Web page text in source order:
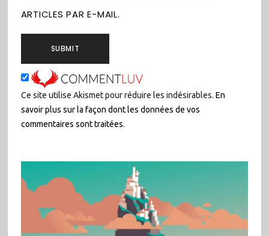
ARTICLES PAR E-MAIL.
Ce site utilise Akismet pour réduire les indésirables. En
savoir plus sur la façon dont les données de vos
commentaires sont traitées.